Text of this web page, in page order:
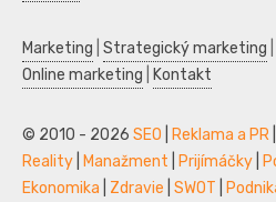
Marketing Strategický marketing
Online marketing
Kontakt
© 2010 - 2026 SEO Reklama a PR
Reality
Manažment Prijímáčky
Ekonomika
Zdravie SWOT